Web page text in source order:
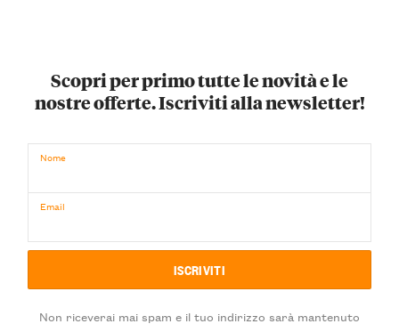
Scopri per primo tutte le novità e le
nostre offerte. Iscriviti alla newsletter!
Nome
Email
Non riceverai mai spam e il tuo indirizzo sarà mantenuto